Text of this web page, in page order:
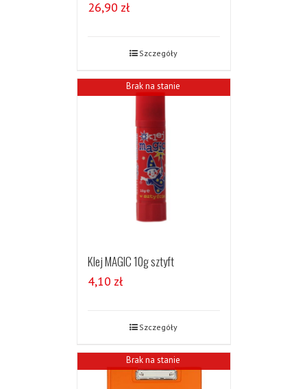
26,90 zł
Szczegóły
Brak na stanie
Klej MAGIC 10g sztyft
4,10 zł
Szczegóły
Brak na stanie